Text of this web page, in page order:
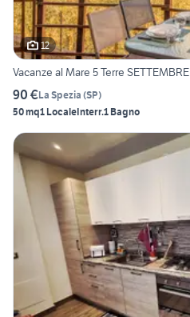
12
Vacanze al Mare 5 Terre SETTEMBRE
90 €La Spezia (SP)
50 mq1 LocaleInterr.1 Bagno